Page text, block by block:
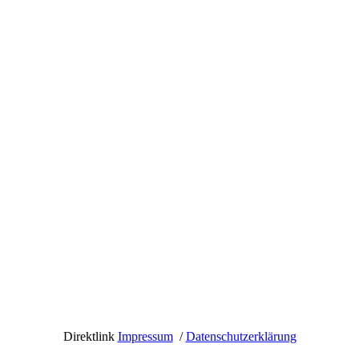
Direktlink Impressum/Datenschutzerklärung